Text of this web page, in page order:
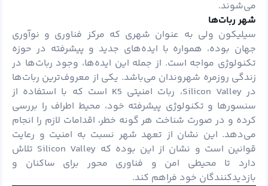
می‌شوند.
شهر ربات‌ها
سیلیکون ولی به عنوان شهری که مرکز فناوری و نوآوری
جهان بوده، همواره با ایده‌های جدید و پیشرفته در حوزه
تکنولوژی مواجه است. از جمله این ایده‌ها، وجود ربات‌ها در
زندگی روزمره شهروندان می‌باشد. یکی از معروف‌ترین ربات‌ها
در Silicon Valley، ربات امنیتی K5 است که با استفاده از
سنسورها و تکنولوژی پیشرفته خود، محیط اطراف را بررسی
کرده و در صورت شناخت هر گونه خطر، اقدامات لازم را انجام
می‌دهد. این نشان از تعهد شهر نسبت به امنیت و رعایت
قوانین است و نشان از این بوده که Silicon Valley تلاش
دارد تا محیطی امن و فناوری محور برای ساکنان و
بازدیدکنندگان خود فراهم کند.